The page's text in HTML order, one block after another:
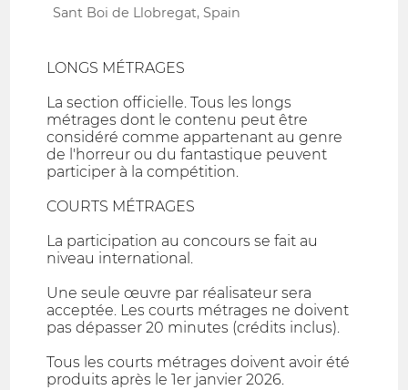
Sant Boi de Llobregat, Spain
LONGS MÉTRAGES
La section officielle. Tous les longs
métrages dont le contenu peut être
considéré comme appartenant au genre
de l'horreur ou du fantastique peuvent
participer à la compétition.
COURTS MÉTRAGES
La participation au concours se fait au
niveau international.
Une seule œuvre par réalisateur sera
acceptée. Les courts métrages ne doivent
pas dépasser 20 minutes (crédits inclus).
Tous les courts métrages doivent avoir été
produits après le 1er janvier 2026.